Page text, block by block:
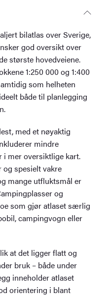
bilatlas over Sverige,
god oversikt over
største hovedveiene.
1:250 000 og 1:400
som helheten
både til planlegging
med et nøyaktig
mindre
i mer oversiktlige kart.
spesielt vakre
mange utfluktsmål er
og
som gjør atlaset særlig
campingvogn eller
at det ligger flatt og
bruk – både under
inneholder atlaset
orientering i blant